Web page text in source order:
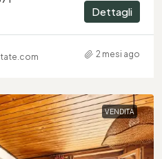
Dettagli
2 mesi ago
VENDITA